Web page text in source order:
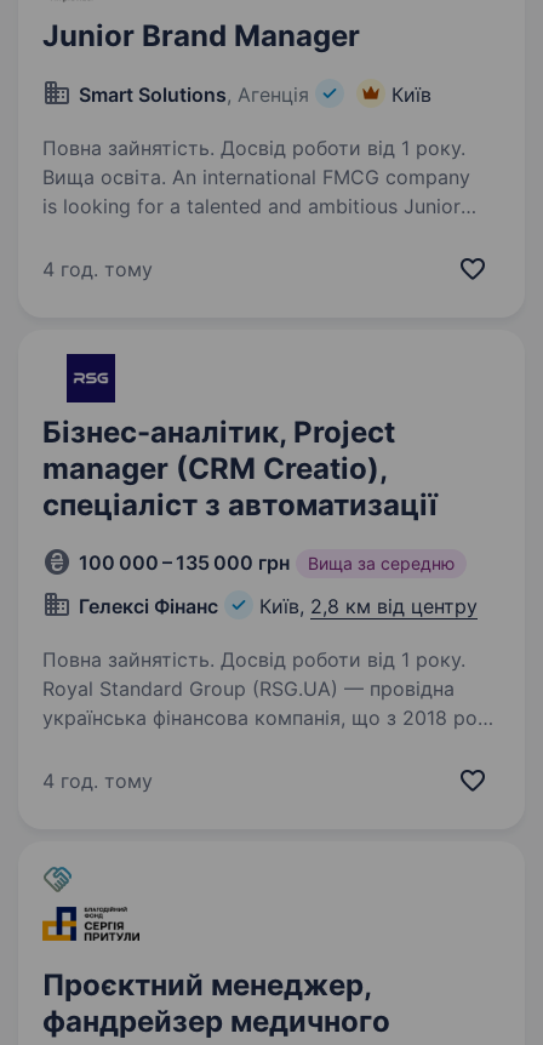
Junior Brand Manager
Smart Solutions, Агенція Київ
Повна зайнятість. Досвід роботи від 1 року.
Вища освіта. An international FMCG company
is looking for a talented and ambitious Junior
company’s ongoing business expansion, this role
4 год. тому
Бізнес-аналітик, Project
manager (CRM Creatio),
спеціаліст з автоматизації
100 000 – 135 000 грн Вища за середню
Гелексі Фінанс Київ, 2,8 км від центру
Повна зайнятість. Досвід роботи від 1 року.
Royal Standard Group (RSG.UA) — провідна
українська фінансова компанія, що з 2018 року
під заставу авто та нерухомості. Ми —
4 год. тому
Проєктний менеджер,
фандрейзер медичного